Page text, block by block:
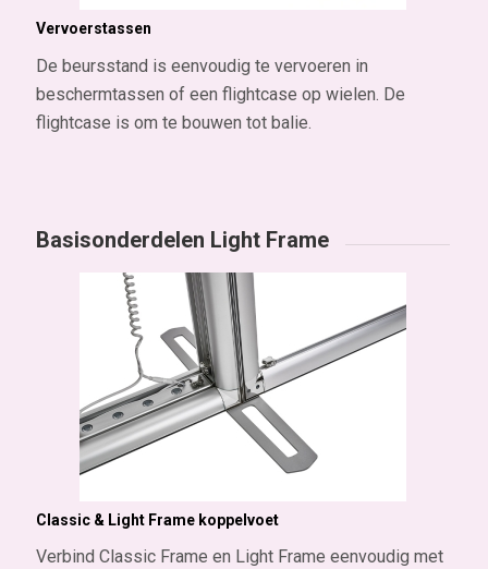
Vervoerstassen
De beursstand is eenvoudig te vervoeren in
beschermtassen of een flightcase op wielen. De
flightcase is om te bouwen tot balie.
Basisonderdelen Light Frame
Classic & Light Frame koppelvoet
Verbind Classic Frame en Light Frame eenvoudig met